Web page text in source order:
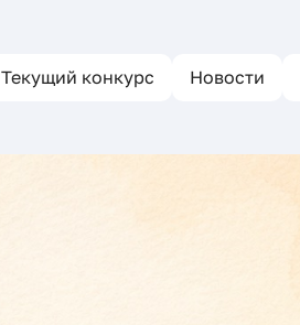
Текущий конкурс Новости